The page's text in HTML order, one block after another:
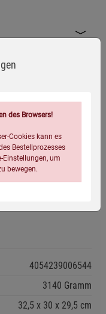
verursachen
Feuer, da das
Beachten
der
4054239006544
3140 Gramm
32,5 30 29,5 cm
des Browsers!
Cookies kann es
Bestellprozesses
Einstellungen, um
bewegen.